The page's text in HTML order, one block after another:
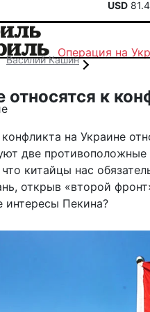
USD
Операция на
Василий Кашин
относятся к
на Украине
две
китайцы нас
открыв «второй
интересы Пекина?